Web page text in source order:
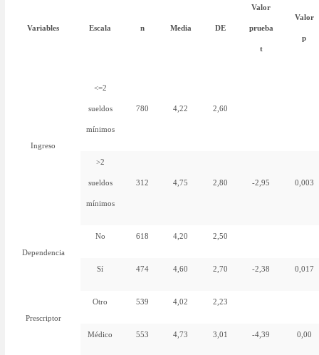
Variables Escala n Media DE
Valor
prueba
t
Valor
p
Ingreso
<=2
sueldos
mínimos
780 4,22 2,60
>2
sueldos
mínimos
312 4,75 2,80 -2,95 0,003
Dependencia
No 618 4,20 2,50
Sí 474 4,60 2,70 -2,38 0,017
Prescriptor
Otro 539 4,02 2,23
Médico 553 4,73 3,01 -4,39 0,00